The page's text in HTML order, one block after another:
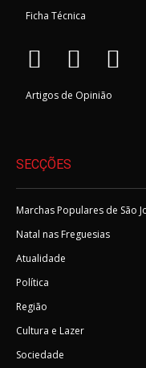
Ficha Técnica
Artigos de Opinião
SECÇÕES
Marchas Populares de São
Natal nas Freguesias
Atualidade
Política
Região
Cultura e Lazer
Sociedade